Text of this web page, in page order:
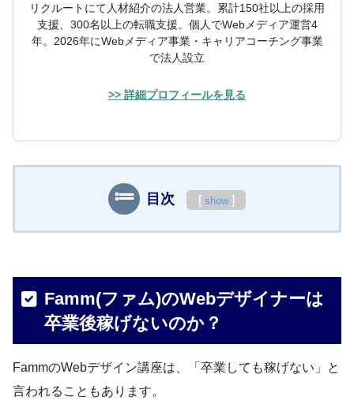
リクルートにて人材紹介の法人営業。累計150社以上の採用
支援、300名以上の転職支援。個人でWebメディア運営4
年。2026年にWebメディア事業・キャリアコーチング事業
で法人設立
>> 詳細プロフィールを見る
目次 [ show ]
Famm(ファム)のWebデザイナーは
卒業後稼げないのか？
FammのWebデザイン講座は、「卒業しても稼げない」と
言われることもあります。